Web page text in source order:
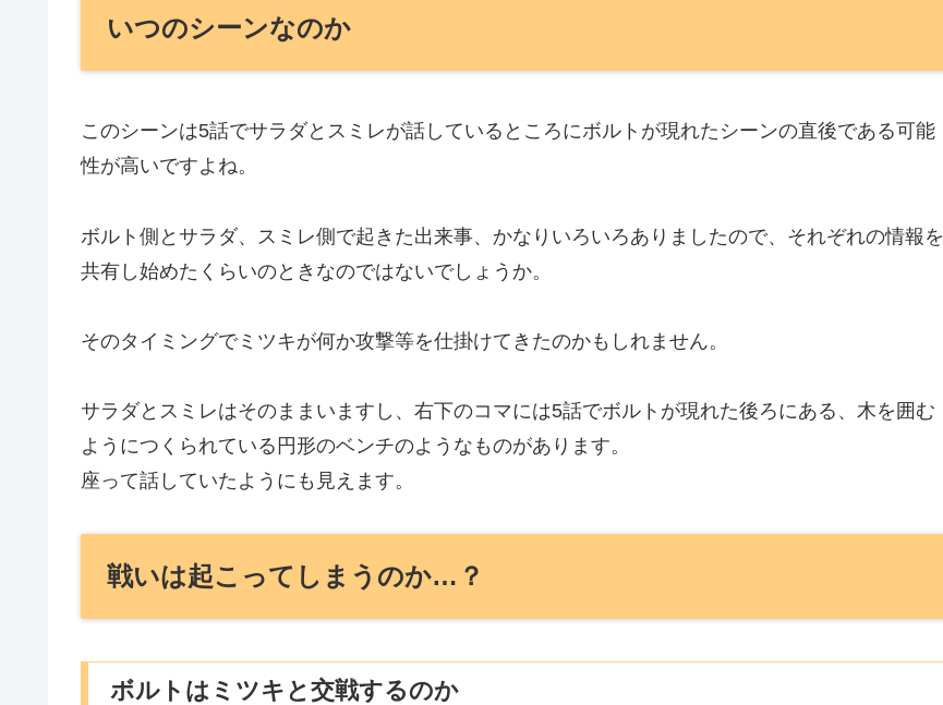
いつのシーンなのか
このシーンは5話でサラダとスミレが話しているところにボルトが現れたシーンの直後である可能
性が高いですよね。
ボルト側とサラダ、スミレ側で起きた出来事、かなりいろいろありましたので、それぞれの情報を
共有し始めたくらいのときなのではないでしょうか。
そのタイミングでミツキが何か攻撃等を仕掛けてきたのかもしれません。
サラダとスミレはそのままいますし、右下のコマには5話でボルトが現れた後ろにある、木を囲む
ようにつくられている円形のベンチのようなものがあります。
座って話していたようにも見えます。
戦いは起こってしまうのか…？
ボルトはミツキと交戦するのか